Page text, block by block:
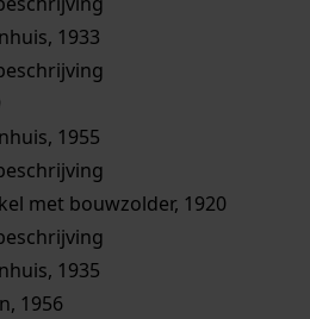
1933
1955
met bouwzolder, 1920
1935
1956